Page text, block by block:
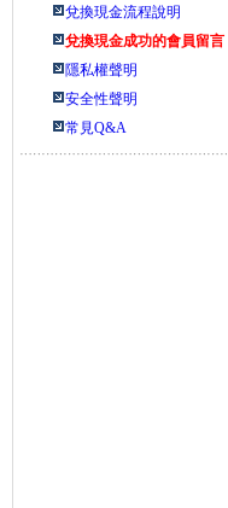
兌換現金流程說明
兌換現金成功的會員留言
隱私權聲明
安全性聲明
常見Q&A